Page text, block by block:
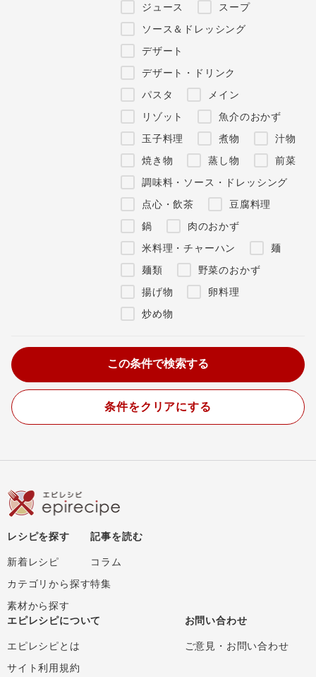
ジュース
スープ
ソース＆ドレッシング
デザート
デザート・ドリンク
パスタ
メイン
リゾット
魚介のおかず
玉子料理
煮物
汁物
焼き物
蒸し物
前菜
調味料・ソース・ドレッシング
点心・飲茶
豆腐料理
鍋
肉のおかず
米料理・チャーハン
麺
麺類
野菜のおかず
揚げ物
卵料理
炒め物
条件をクリアにする
レシピを探す
新着レシピ
カテゴリから探す
素材から探す
記事を読む
コラム
特集
エピレシピについて
エピレシピとは
サイト利用規約
お問い合わせ
ご意見・お問い合わせ